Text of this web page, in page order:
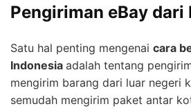
Pengiriman eBay dari
Satu hal penting mengenai cara
Indonesia adalah tentang
mengirim barang dari luar negeri
semudah mengirim paket antar